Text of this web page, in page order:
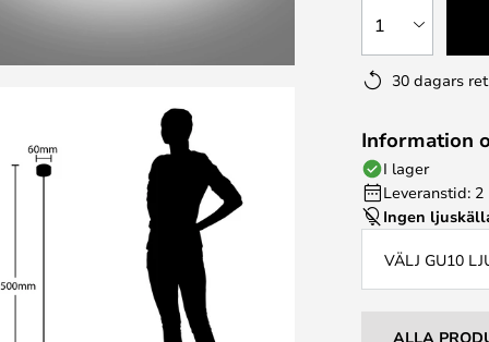
1
30 dagars
Information
I lager
Leveranstid:
Ingen
VÄLJ GU10
ALLA